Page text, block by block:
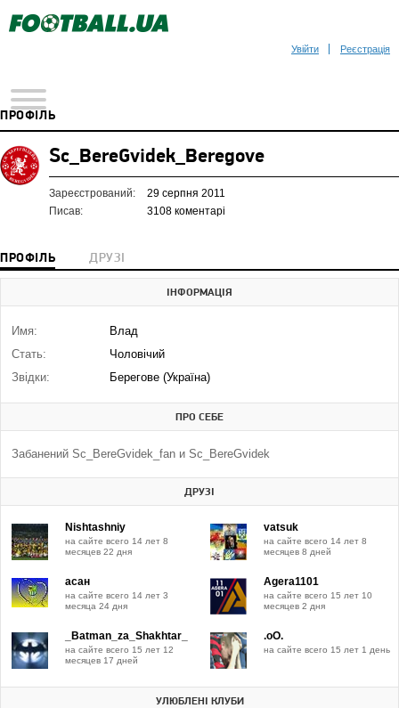
Увійти Реєстрація
ПРОФІЛЬ
Sc_BereGvidek_Beregove
Зареєстрований:
29 серпня 2011
Писав:
3108 коментарі
ПРОФІЛЬ ДРУЗІ
ІНФОРМАЦІЯ
Имя:
Влад
Стать:
Чоловічий
Звідки:
Берегове (Україна)
ПРО СЕБЕ
Забанений Sc_BereGvidek_fan и Sc_BereGvidek
ДРУЗІ
Nishtashniy
на сайте всего 14 лет 8
месяцев 22 дня
vatsuk
на сайте всего 14 лет 8
месяцев 8 дней
асан
на сайте всего 14 лет 3
месяца 24 дня
Agera1101
на сайте всего 15 лет 10
месяцев 2 дня
_Batman_za_Shakhtar_
на сайте всего 15 лет 12
месяцев 17 дней
.oO.
на сайте всего 15 лет 1 день
УЛЮБЛЕНІ КЛУБИ